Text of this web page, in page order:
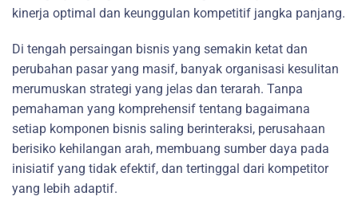
kinerja optimal dan keunggulan kompetitif jangka panjang.
Di tengah persaingan bisnis yang semakin ketat dan
perubahan pasar yang masif, banyak organisasi kesulitan
merumuskan strategi yang jelas dan terarah. Tanpa
pemahaman yang komprehensif tentang bagaimana
setiap komponen bisnis saling berinteraksi, perusahaan
berisiko kehilangan arah, membuang sumber daya pada
inisiatif yang tidak efektif, dan tertinggal dari kompetitor
yang lebih adaptif.